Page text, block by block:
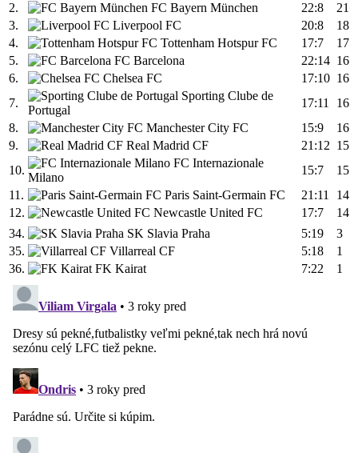
2.
FC Bayern München 22:8
21
3.
Liverpool FC 20:8
18
4.
Tottenham Hotspur FC 17:7
17
5.
FC Barcelona 22:14 16
6.
Chelsea FC 17:10 16
7.
Sporting Clube de
Portugal
17:11
16
8.
Manchester City FC 15:9
16
9.
Real Madrid CF 21:12 15
10.
FC Internazionale
Milano
15:7
15
11.
Paris Saint-Germain FC 21:11
14
12.
Newcastle United FC 17:7
14
34.
SK Slavia Praha 5:19
3
35.
Villarreal CF 5:18
1
36.
FK Kairat 7:22 1